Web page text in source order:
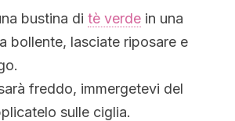
bustina di tè verde in una
bollente, lasciate riposare e
freddo, immergetevi del
sulle ciglia.